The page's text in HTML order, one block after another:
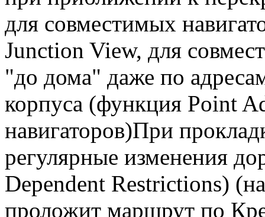
для совместимых
Junction View, для
"до дома" даже по
корпуса (функция Point
навигаторов)При
регулярные изменения
Dependent Restrictions)
проложит маршрут по